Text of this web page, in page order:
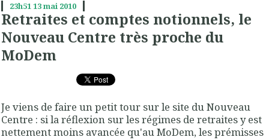
23h5113mai 2010
Retraites et comptes notionnels, le
Nouveau Centre très proche du
MoDem
Je viens de faire un petit tour sur le site du Nouveau
Centre : si la réflexion sur les régimes de retraites y est
nettement moins avancée qu'au MoDem, les prémisses